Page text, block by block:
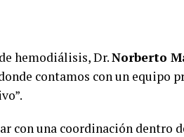
hemodiálisis, Dr.Norberto
contamos con un equipo
con una coordinación dentro